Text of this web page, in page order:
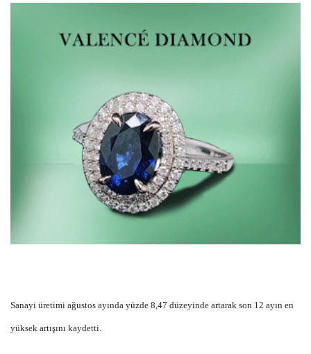
Sanayi üretimi ağustos ayında yüzde 8,47 düzeyinde artarak son 12 ayın en
yüksek artışını kaydetti.